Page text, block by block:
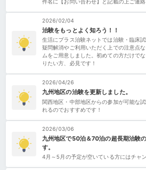
件名に【お問い合わせ】と記載の上ご連絡
2026/02/04
治験をもっとよく知ろう！！
生活にプラス治験ネットでは治験・臨床
疑問解消やご利用いただく上での注意点
ムをご用意しました。初めての方だけで
りたい方、必見です！
2026/04/26
九州地区の治験を更新しました。
関西地区・中部地区からの参加が可能な
れるのでおすすめです！
2026/03/06
九州地区で50泊＆70泊の超長期治験
す。
4月～5月の予定が空いている方にはチャ